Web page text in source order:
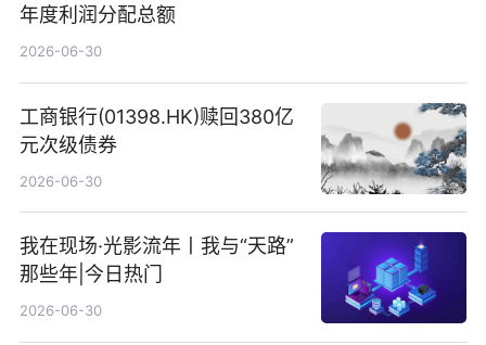
年度利润分配总额
2026-06-30
工商银行(01398.HK)赎回380亿
元次级债券
2026-06-30
我在现场·光影流年丨我与“天路”
那些年|今日热门
2026-06-30